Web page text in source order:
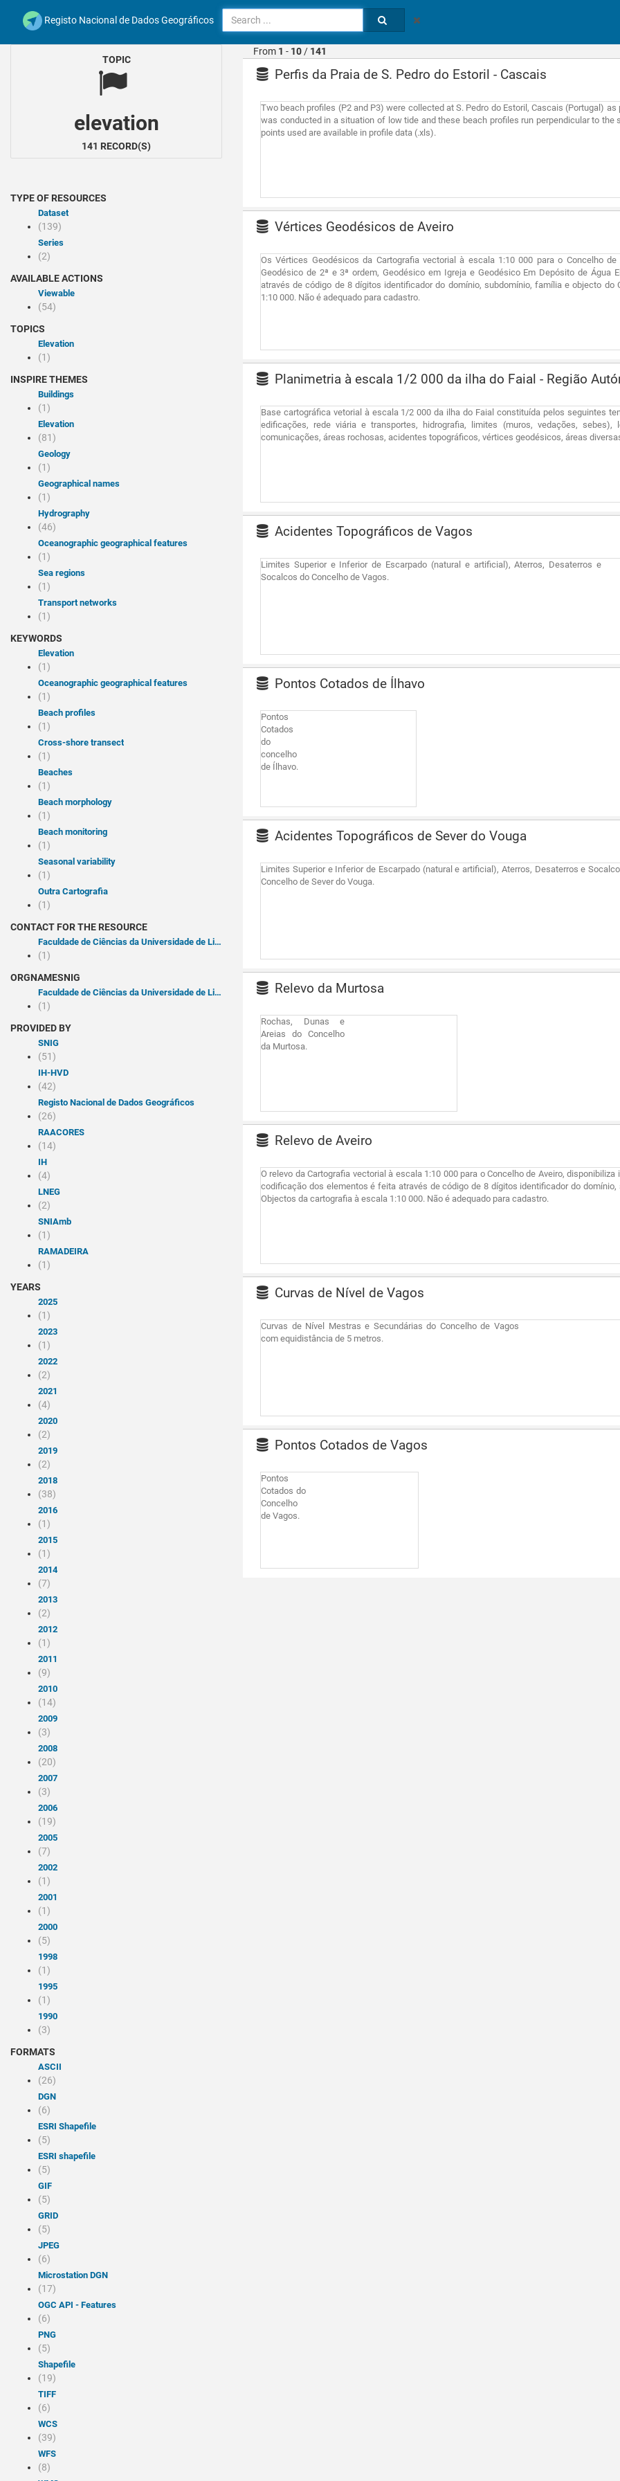
Registo Nacional de Dados Geográficos
TOPIC
elevation
141 RECORD(S)
TYPE OF RESOURCES
Dataset
(139)
Series
(2)
AVAILABLE ACTIONS
Viewable
(54)
TOPICS
Elevation
(1)
INSPIRE THEMES
Buildings
(1)
Elevation
(81)
Geology
(1)
Geographical names
(1)
Hydrography
(46)
Oceanographic geographical features
(1)
Sea regions
(1)
Transport networks
(1)
KEYWORDS
Elevation
(1)
Oceanographic geographical features
(1)
Beach profiles
(1)
Cross-shore transect
(1)
Beaches
(1)
Beach morphology
(1)
Beach monitoring
(1)
Seasonal variability
(1)
Outra Cartografia
(1)
CONTACT FOR THE RESOURCE
Faculdade de Ciências da Universidade de Lisboa
(1)
ORGNAMESNIG
Faculdade de Ciências da Universidade de Lisboa
(1)
PROVIDED BY
SNIG
(51)
IH-HVD
(42)
Registo Nacional de Dados Geográficos
(26)
RAACORES
(14)
IH
(4)
LNEG
(2)
SNIAmb
(1)
RAMADEIRA
(1)
YEARS
2025
(1)
2023
(1)
2022
(2)
2021
(4)
2020
(2)
2019
(2)
2018
(38)
2016
(1)
2015
(1)
2014
(7)
2013
(2)
2012
(1)
2011
(9)
2010
(14)
2009
(3)
2008
(20)
2007
(3)
2006
(19)
2005
(7)
2002
(1)
2001
(1)
2000
(5)
1998
(1)
1995
(1)
1990
(3)
FORMATS
ASCII
(26)
DGN
(6)
ESRI Shapefile
(5)
ESRI shapefile
(5)
GIF
(5)
GRID
(5)
JPEG
(6)
Microstation DGN
(17)
OGC API - Features
(6)
PNG
(5)
Shapefile
(19)
TIFF
(6)
WCS
(39)
WFS
(8)
From 1 - 10 / 141
Perfis da Praia de S. Pedro do Estoril - Cascais
Two beach profiles (P2 and P3) were collected at S. Pedro do Estoril, Cascais (Portugal)
was conducted in a situation of low tide and these beach profiles run perpendicular to the
points used are available in profile data (.xls).
Vértices Geodésicos de Aveiro
Os Vértices Geodésicos da Cartografia vectorial à escala 1:10 000 para o Concelho
Geodésico de 2ª e 3ª ordem, Geodésico em Igreja e Geodésico Em Depósito de Água
através de código de 8 dígitos identificador do domínio, subdomínio, família e objecto do
1:10 000. Não é adequado para cadastro.
Planimetria à escala 1/2 000 da ilha do Faial - Região
Base cartográfica vetorial à escala 1/2 000 da ilha do Faial constituída pelos seguintes
edificações, rede viária e transportes, hidrografia, limites (muros, vedações, sebes),
comunicações, áreas rochosas, acidentes topográficos, vértices geodésicos, áreas
Acidentes Topográficos de Vagos
Limites Superior e Inferior de Escarpado (natural e artificial), Aterros, Desaterros e
Socalcos do Concelho de Vagos.
Pontos Cotados de Ílhavo
Pontos
Cotados
do
concelho
de Ílhavo.
Acidentes Topográficos de Sever do Vouga
Limites Superior e Inferior de Escarpado (natural e artificial), Aterros, Desaterros e
Concelho de Sever do Vouga.
Relevo da Murtosa
Rochas, Dunas e
Areias do Concelho
da Murtosa.
Relevo de Aveiro
O relevo da Cartografia vectorial à escala 1:10 000 para o Concelho de Aveiro,
codificação dos elementos é feita através de código de 8 dígitos identificador do
Objectos da cartografia à escala 1:10 000. Não é adequado para cadastro.
Curvas de Nível de Vagos
Curvas de Nível Mestras e Secundárias do Concelho de Vagos
com equidistância de 5 metros.
Pontos Cotados de Vagos
Pontos
Cotados do
Concelho
de Vagos.